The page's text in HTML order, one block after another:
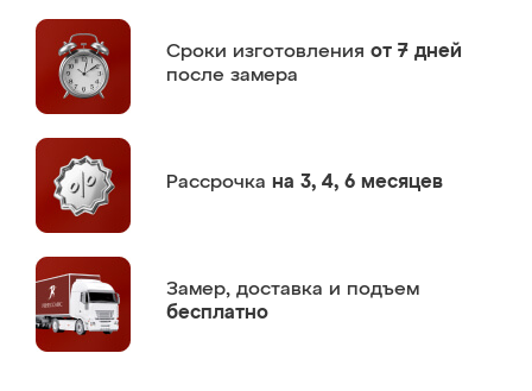
Сроки изготовления от 7 дней
после замера
Рассрочка на 3, 4, 6 месяцев
Замер, доставка и подъем
бесплатно